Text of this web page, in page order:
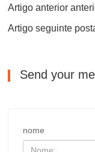
Send your
nome